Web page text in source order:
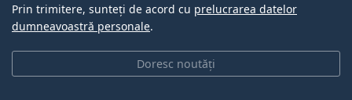
Doresc noutăți
Prin trimitere, sunteți de acord cu prelucrarea datelor
dumneavoastră personale.